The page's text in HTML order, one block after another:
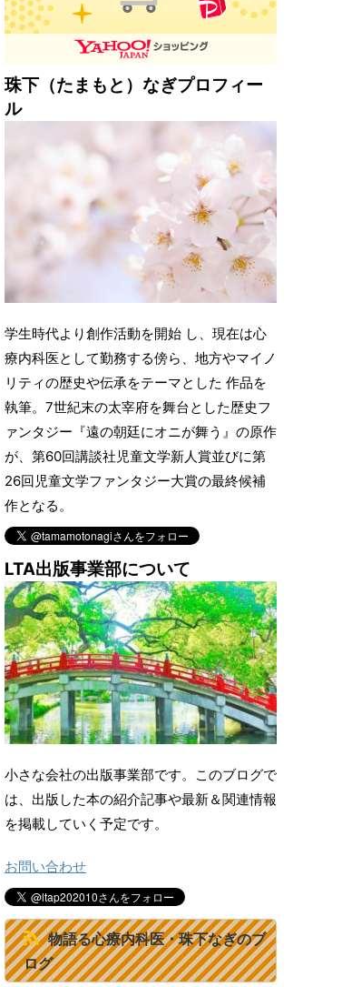
珠下（たまもと）なぎプロフィー
ル
学生時代より創作活動を開始 し、現在は心
療内科医として勤務する傍ら、地方やマイノ
リティの歴史や伝承をテーマとした 作品を
執筆。7世紀末の太宰府を舞台とした歴史フ
ァンタジー『遠の朝廷にオニが舞う』の原作
が、第60回講談社児童文学新人賞並びに第
26回児童文学ファンタジー大賞の最終候補
作となる。
LTA出版事業部について
小さな会社の出版事業部です。このブログで
は、出版した本の紹介記事や最新＆関連情報
を掲載していく予定です。
お問い合わせ
物語る心療内科医・珠下なぎのブ
ログ